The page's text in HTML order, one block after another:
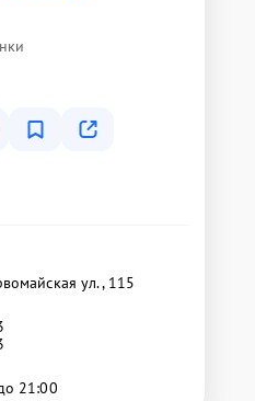
ул., 115
21:00